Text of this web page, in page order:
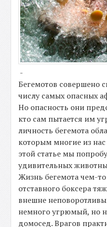
-
Бегемотов совершено
числу самых опасных
Но опасность они
кто сам пытается им
личность бегемота
которым многие из
этой статье мы
удивительных
Жизнь бегемота чем-
отставного боксера
внешне
немного угрюмый, но
домосед. Врагов